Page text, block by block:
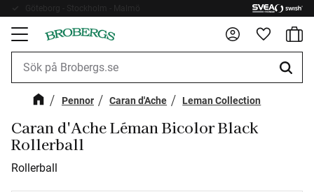
Meny
Pennor Caran d'Ache Leman Collection
Caran d'Ache Léman Bicolor Black
Rollerball
Rollerball